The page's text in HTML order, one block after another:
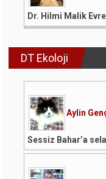
Dr. Hilmi Malik
DT Ekoloji
Aylin
Sessiz Bahar’a